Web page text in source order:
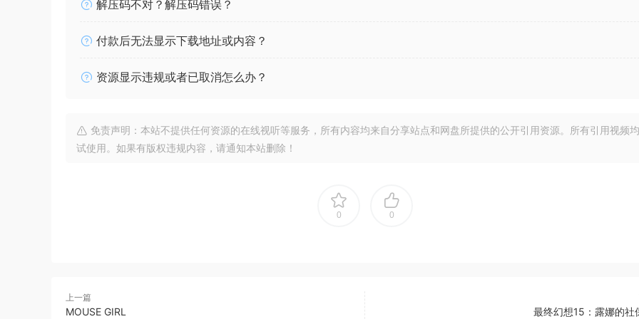
解压码不对？解压码错误？
付款后无法显示下载地址或内容？
资源显示违规或者已取消怎么办？
免责声明：本站不提供任何资源的在线视听等服务，所有内容均来自分享站点和网盘所提供的公开引用资源。所有引用视频
试使用。如果有版权违规内容，请通知本站删除！
0 0
上一篇
MOUSE GIRL 最终幻想15：露娜的社